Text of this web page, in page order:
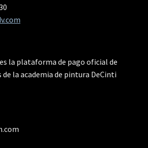
la plataforma de pago oficial de
la academia de pintura DeCinti